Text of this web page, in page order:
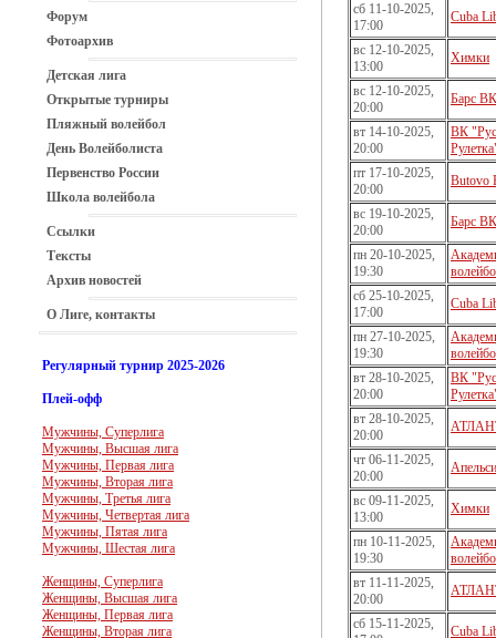
Форум
Фотоархив
Детская лига
Открытые турниры
Пляжный волейбол
День Волейболиста
Первенство России
Школа волейбола
Ссылки
Тексты
Архив новостей
О Лиге, контакты
Регулярный турнир 2025-2026
Плей-офф
Мужчины, Суперлига
Мужчины, Высшая лига
Мужчины, Первая лига
Мужчины, Вторая лига
Мужчины, Третья лига
Мужчины, Четвертая лига
Мужчины, Пятая лига
Мужчины, Шестая лига
Женщины, Суперлига
Женщины, Высшая лига
Женщины, Первая лига
Женщины, Вторая лига
сб 11-10-2025,
17:00
Cuba
вс 12-10-2025,
13:00
Химки
вс 12-10-2025,
20:00
Барс ВК
вт 14-10-2025,
20:00
ВК
пт 17-10-2025,
20:00
Butovo
вс 19-10-2025,
20:00
Барс ВК
пн 20-10-2025,
19:30
сб 25-10-2025,
17:00
Cuba
пн 27-10-2025,
19:30
вт 28-10-2025,
20:00
ВК
вт 28-10-2025,
20:00
чт 06-11-2025,
20:00
вс 09-11-2025,
13:00
Химки
пн 10-11-2025,
19:30
вт 11-11-2025,
20:00
сб 15-11-2025,
Cuba